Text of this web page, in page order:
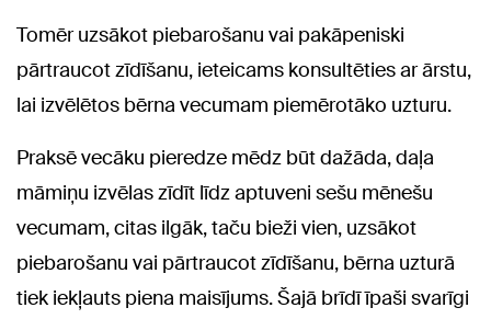
Tomēr uzsākot piebarošanu vai pakāpeniski
pārtraucot zīdīšanu, ieteicams konsultēties ar ārstu,
lai izvēlētos bērna vecumam piemērotāko uzturu.
Praksē vecāku pieredze mēdz būt dažāda, daļa
māmiņu izvēlas zīdīt līdz aptuveni sešu mēnešu
vecumam, citas ilgāk, taču bieži vien, uzsākot
piebarošanu vai pārtraucot zīdīšanu, bērna uzturā
tiek iekļauts piena maisījums. Šajā brīdī īpaši svarīgi